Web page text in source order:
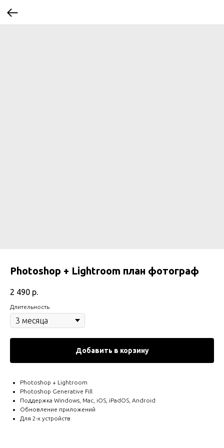
Photoshop + Lightroom план фотограф
2 490 р.
Длительность
Добавить в корзину
Photoshop + Lightroom
Photoshop Generative Fill
Поддержка Windows, Mac, iOS, iPadOS, Android
Обновление приложений
Для 2-х устройств